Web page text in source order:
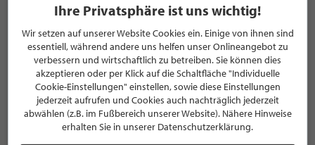
Kommentar *
Ihre Privatsphäre ist uns wichtig!
Wir setzen auf unserer Website Cookies ein. Einige von ihnen sind
essentiell, während andere uns helfen unser Onlineangebot zu
verbessern und wirtschaftlich zu betreiben. Sie können dies
akzeptieren oder per Klick auf die Schaltfläche "Individuelle
Cookie-Einstellungen" einstellen, sowie diese Einstellungen
jederzeit aufrufen und Cookies auch nachträglich jederzeit
abwählen (z.B. im Fußbereich unserer Website). Nähere Hinweise
erhalten Sie in unserer Datenschutzerklärung.